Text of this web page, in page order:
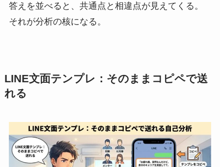
答えを並べると、共通点と相違点が見えてくる。
それが分析の核になる。
LINE文面テンプレ：そのままコピペで送
れる